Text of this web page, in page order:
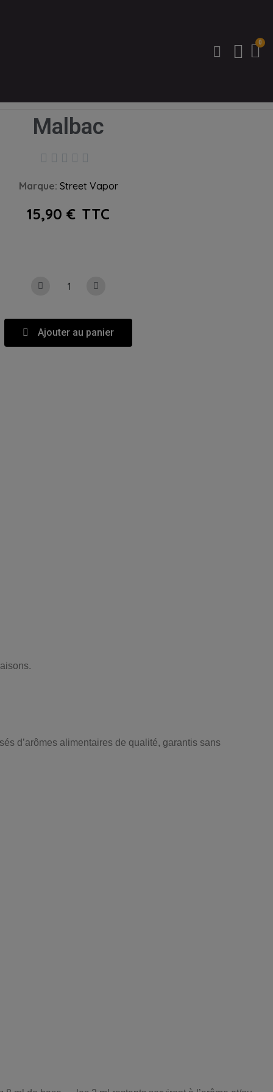
Malbac
    
Marque Street Vapor
15,90 € TTC
Ajouter au panier
d’arômes alimentaires de qualité, garantis sans